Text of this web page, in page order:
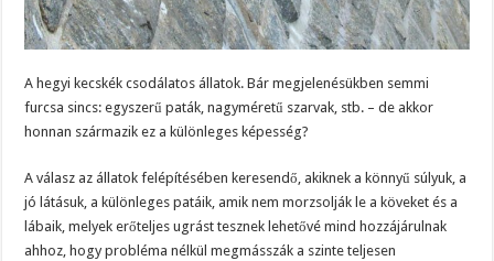
A hegyi kecskék csodálatos állatok. Bár megjelenésükben semmi
furcsa sincs: egyszerű paták, nagyméretű szarvak, stb. – de akkor
honnan származik ez a különleges képesség?
A válasz az állatok felépítésében keresendő, akiknek a könnyű súlyuk, a
jó látásuk, a különleges patáik, amik nem morzsolják le a köveket és a
lábaik, melyek erőteljes ugrást tesznek lehetővé mind hozzájárulnak
ahhoz, hogy probléma nélkül megmásszák a szinte teljesen